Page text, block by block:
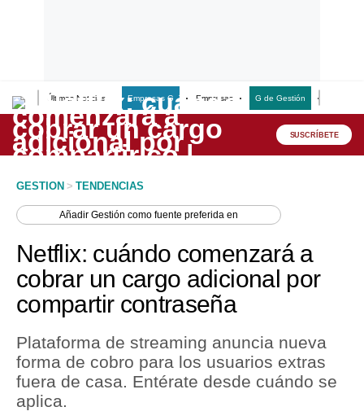
Últimas Noticias Empresas G Empresas G de Gestión
Lo último
Peru Quiosco
Economía
Mercados
Política
Tu Dinero
SUSCRÍBETE
GESTION > TENDENCIAS
AñadirGestión como fuente preferida en
Netflix: cuándo comenzará a
cobrar un cargo adicional por
compartir contraseña
Plataforma de streaming anuncia nueva
forma de cobro para los usuarios extras
fuera de casa. Entérate desde cuándo se
aplica.